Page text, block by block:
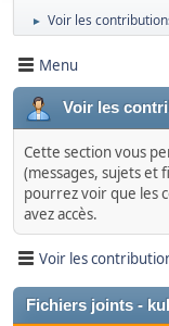
► Voir les
Menu
Voir les
Cette section vous
(messages, sujets et
pourrez voir que les
avez accès.
Voir les
Fichiers joints -